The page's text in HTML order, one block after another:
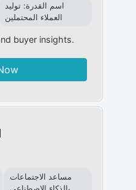
اسم القدرة: توليد
العملاء المحتملين
buyer insights.
مساعد الاجتماعات